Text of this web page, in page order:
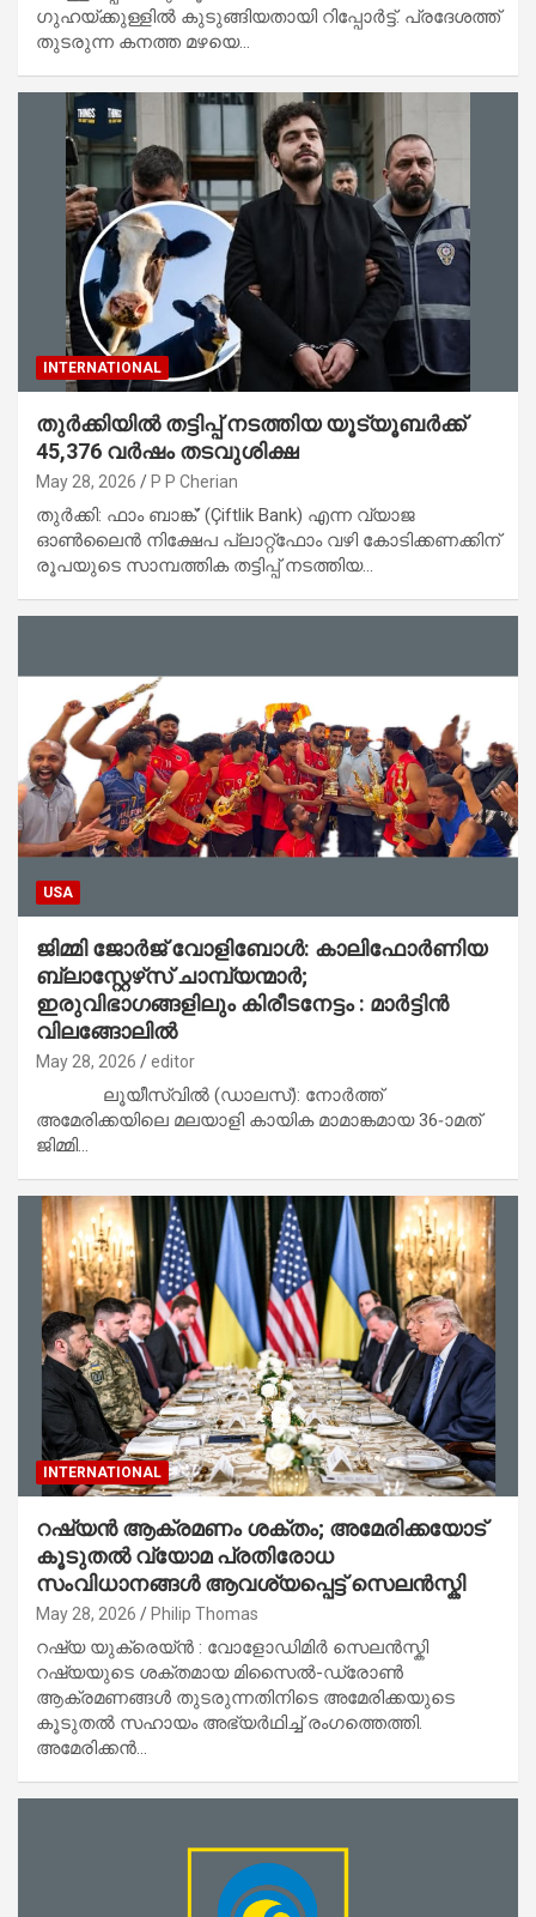
ഗുഹയ്ക്കുള്ളിൽ കുടുങ്ങിയതായി റിപ്പോർട്ട്. പ്രദേശത്ത്
തുടരുന്ന കനത്ത മഴയെ…
INTERNATIONAL
തുർക്കിയിൽ തട്ടിപ്പ് നടത്തിയ യൂട്യൂബർക്ക്
45,376 വർഷം തടവുശിക്ഷ
May 28, 2026 P P Cherian
തുർക്കി: ഫാം ബാങ്ക്’ (Çiftlik Bank) എന്ന വ്യാജ
ഓൺലൈൻ നിക്ഷേപ പ്ലാറ്റ്‌ഫോം വഴി കോടിക്കണക്കിന്
രൂപയുടെ സാമ്പത്തിക തട്ടിപ്പ് നടത്തിയ…
USA
ജിമ്മി ജോർജ് വോളിബോൾ: കാലിഫോർണിയ
ബ്ലാസ്റ്റേഴ്‌സ് ചാമ്പ്യന്മാർ;
ഇരുവിഭാഗങ്ങളിലും കിരീടനേട്ടം : മാർട്ടിൻ
വിലങ്ങോലിൽ
May 28, 2026 editor
ലൂയീസ്‌വിൽ (ഡാലസ്): നോർത്ത്
അമേരിക്കയിലെ മലയാളി കായിക മാമാങ്കമായ 36-ാമത്
ജിമ്മി…
INTERNATIONAL
റഷ്യൻ ആക്രമണം ശക്തം; അമേരിക്കയോട്
കൂടുതൽ വ്യോമ പ്രതിരോധ
സംവിധാനങ്ങൾ ആവശ്യപ്പെട്ട് സെലൻസ്കി
May 28, 2026 Philip Thomas
റഷ്യ യുക്രെയ്ൻ : വോളോഡിമിർ സെലൻസ്കി
റഷ്യയുടെ ശക്തമായ മിസൈൽ-ഡ്രോൺ
ആക്രമണങ്ങൾ തുടരുന്നതിനിടെ അമേരിക്കയുടെ
കൂടുതൽ സഹായം അഭ്യർഥിച്ച് രംഗത്തെത്തി.
അമേരിക്കൻ…